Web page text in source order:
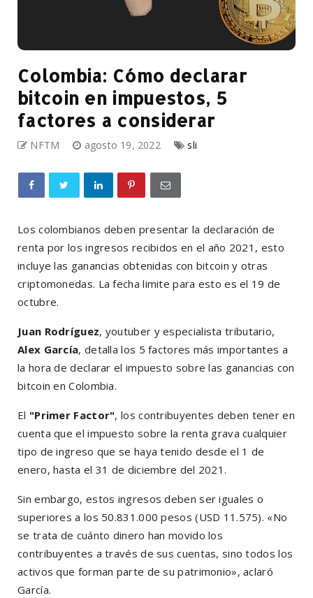
Colombia: Cómo declarar
bitcoin en impuestos, 5
factores a considerar
NFTM agosto 19, 2022 sli
Los colombianos deben presentar la declaración de
renta por los ingresos recibidos en el año 2021, esto
incluye las ganancias obtenidas con bitcoin y otras
criptomonedas. La fecha limite para esto es el 19 de
octubre.
Juan Rodríguez, youtuber y especialista tributario,
Alex García, detalla los 5 factores más importantes a
la hora de declarar el impuesto sobre las ganancias con
bitcoin en Colombia.
El "Primer Factor", los contribuyentes deben tener en
cuenta que el impuesto sobre la renta grava cualquier
tipo de ingreso que se haya tenido desde el 1 de
enero, hasta el 31 de diciembre del 2021.
Sin embargo, estos ingresos deben ser iguales o
superiores a los 50.831.000 pesos (USD 11.575). «No
se trata de cuánto dinero han movido los
contribuyentes a través de sus cuentas, sino todos los
activos que forman parte de su patrimonio», aclaró
García.